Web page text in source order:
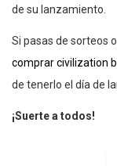
de su lanzamiento.
Si pasas de sorteos
comprar civilization
de tenerlo el día de
¡Suerte a todos!